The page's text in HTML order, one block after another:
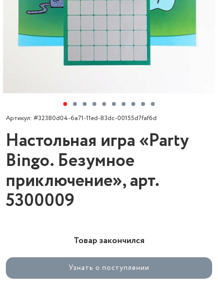
Артикул: #32380d04-6a71-11ed-83dc-00155d7faf6d
Настольная игра «Party
Bingo. Безумное
приключение», арт.
5300009
Товар закончился
Узнать о поступлении